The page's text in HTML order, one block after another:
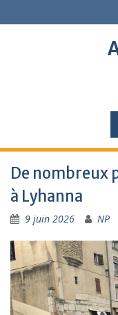
to
De nombreux
à Lyhanna
9 juin 2026 NP